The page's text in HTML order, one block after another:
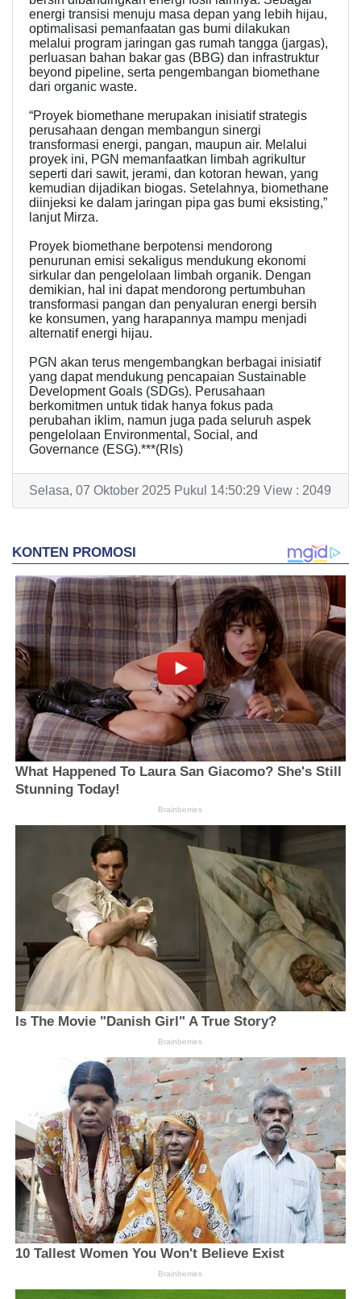
energi transisi menuju masa depan yang lebih hijau,
optimalisasi pemanfaatan gas bumi dilakukan
melalui program jaringan gas rumah tangga (jargas),
perluasan bahan bakar gas (BBG) dan infrastruktur
beyond pipeline, serta pengembangan biomethane
dari organic waste.
“Proyek biomethane merupakan inisiatif strategis
perusahaan dengan membangun sinergi
transformasi energi, pangan, maupun air. Melalui
proyek ini, PGN memanfaatkan limbah agrikultur
seperti dari sawit, jerami, dan kotoran hewan, yang
kemudian dijadikan biogas. Setelahnya, biomethane
diinjeksi ke dalam jaringan pipa gas bumi eksisting,”
lanjut Mirza.
Proyek biomethane berpotensi mendorong
penurunan emisi sekaligus mendukung ekonomi
sirkular dan pengelolaan limbah organik. Dengan
demikian, hal ini dapat mendorong pertumbuhan
transformasi pangan dan penyaluran energi bersih
ke konsumen, yang harapannya mampu menjadi
alternatif energi hijau.
PGN akan terus mengembangkan berbagai inisiatif
yang dapat mendukung pencapaian Sustainable
Development Goals (SDGs). Perusahaan
berkomitmen untuk tidak hanya fokus pada
perubahan iklim, namun juga pada seluruh aspek
pengelolaan Environmental, Social, and
Governance (ESG).***(Rls)
Selasa, 07 Oktober 2025 Pukul 14:50:29 View : 2049